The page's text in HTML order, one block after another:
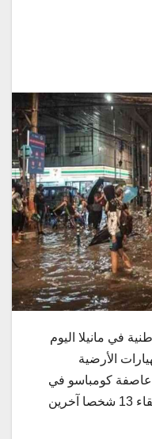
في مانيلا اليوم
الأرضية
عاصفة كومباسو في
الفلبين ارتفع إلى 30 شخصا، مع بقاء 13 شخصا آخرين